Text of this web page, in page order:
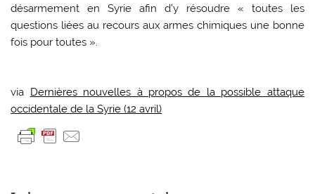
désarmement en Syrie afin d’y résoudre « toutes les
questions liées au recours aux armes chimiques une bonne
fois pour toutes ».
via Dernières nouvelles à propos de la possible attaque
occidentale de la Syrie (12 avril)